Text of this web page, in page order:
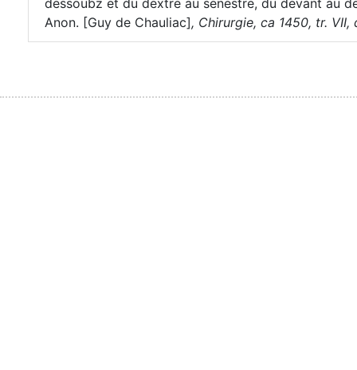
dessoubz et du dextre au senestre, du devant au
Anon. [Guy de Chauliac], Chirurgie, ca 1450, tr. VII,